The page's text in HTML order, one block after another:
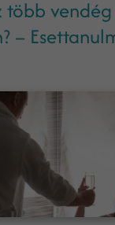
több
–